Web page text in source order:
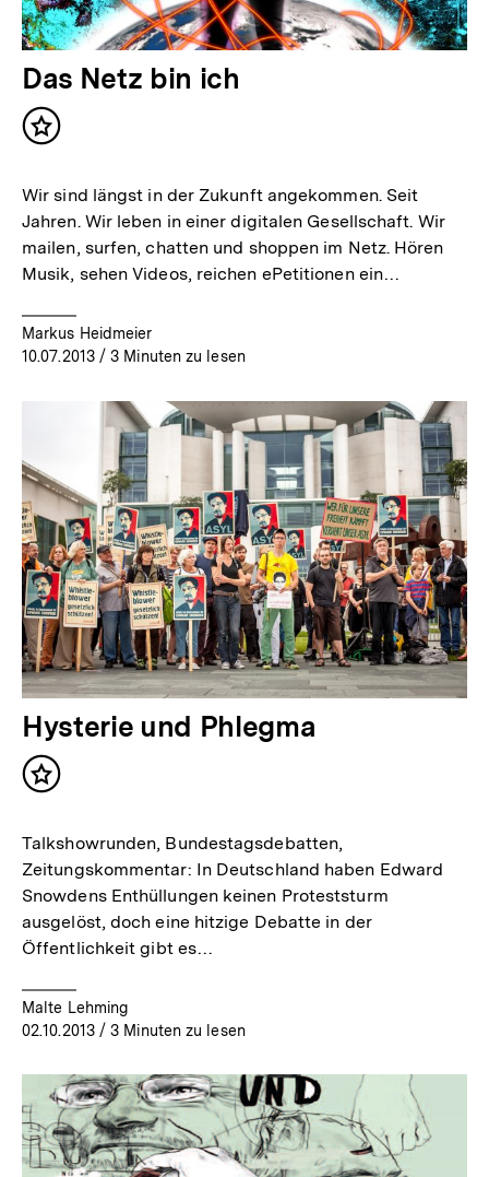
Das Netz bin ich
Inhalt
Wir sind längst in der Zukunft angekommen. Seit
Jahren. Wir leben in einer digitalen Gesellschaft. Wir
mailen, surfen, chatten und shoppen im Netz. Hören
Musik, sehen Videos, reichen ePetitionen ein…
Markus Heidmeier
10.07.2013/ 3 Minuten zu lesen
Hysterie und Phlegma
Inhalt
Talkshowrunden, Bundestagsdebatten,
Zeitungskommentar: In Deutschland haben Edward
Snowdens Enthüllungen keinen Proteststurm
ausgelöst, doch eine hitzige Debatte in der
Öffentlichkeit gibt es…
Malte Lehming
02.10.2013/ 3 Minuten zu lesen